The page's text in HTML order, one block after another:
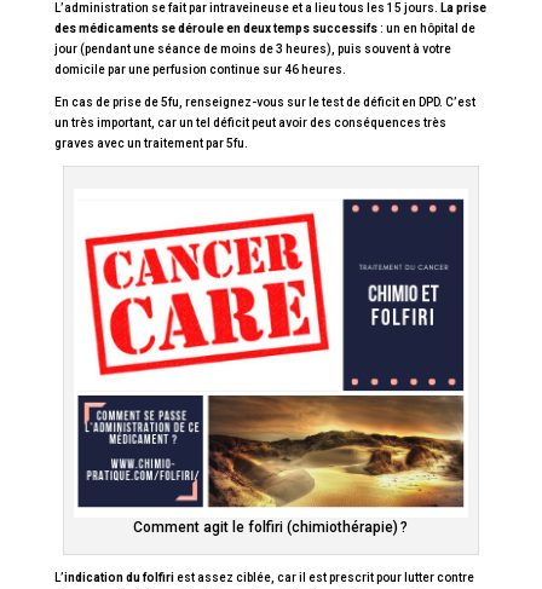
L’administration se fait par intraveineuse et a lieu tous les 15 jours.
La prise
des médicaments se déroule en deux temps successifs: un en hôpital de
jour (pendant une séance de moins de 3 heures), puis souvent à votre
domicile par une perfusion continue sur 46 heures.
En cas de prise de 5fu, renseignez-vous sur le test de déficit en DPD. C’est
un très important, car un tel déficit peut avoir des conséquences très
graves avec un traitement par 5fu.
Comment agit le folfiri (chimiothérapie) ?
L’indication du folfiriest assez ciblée, car il est prescrit pour lutter contre